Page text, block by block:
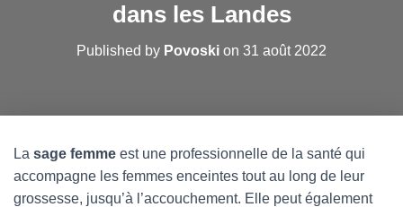
V
dans les Landes
Published by Povoski on 31 août 2022
La sage femme est une professionnelle de la santé qui
accompagne les femmes enceintes tout au long de leur
grossesse, jusqu’à l’accouchement. Elle peut également